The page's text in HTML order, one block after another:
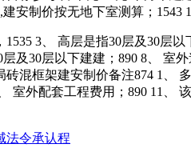
安制价按无地下室测算；
3、 高层是指30层及30层以
及30层以下建建；890 8、
混框架建安制价备注874 1、
室外配套工程费用；890 11、
法令承认程